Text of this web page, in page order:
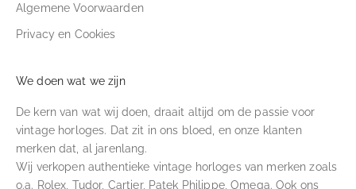
Algemene Voorwaarden
Privacy en Cookies
We doen wat we zijn
De kern van wat wij doen, draait altijd om de passie voor
vintage horloges. Dat zit in ons bloed, en onze klanten
merken dat, al jarenlang.
Wij verkopen authentieke vintage horloges van merken zoals
o.a. Rolex, Tudor, Cartier, Patek Philippe, Omega. Ook ons